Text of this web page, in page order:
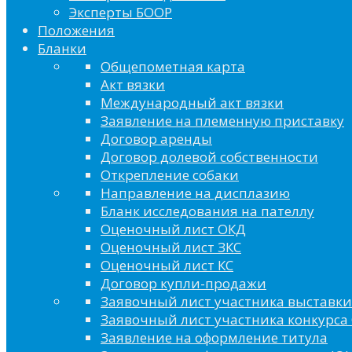
Эксперты БООР
Положения
Бланки
Общепометная карта
Акт вязки
Международный акт вязки
Заявление на племенную приставку
Договор аренды
Договор долевой собственности
Открепление собаки
Направление на дисплазию
Бланк исследования на пателлу
Оценочный лист ОКД
Оценочный лист ЗКС
Оценочный лист КС
Договор купли-продажи
Заявочный лист участника выставки
Заявочный лист участника конкурса
Заявление на оформление титула